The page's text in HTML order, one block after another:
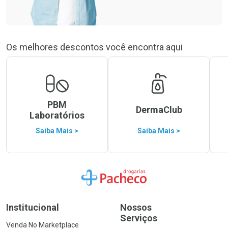
Os melhores descontos você encontra aqui
PBM
Laboratórios
Saiba Mais >
DermaClub
Saiba Mais >
Ir para a Home
Institucional
Venda No Marketplace
Nossos
Serviços